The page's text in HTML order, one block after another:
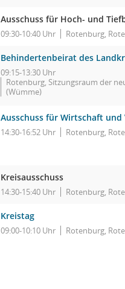
Ausschuss für Hoch- und
09:30-10:40 Uhr Rotenburg,
Behindertenbeirat des
09:15-13:30 Uhr
Rotenburg, Sitzungsraum der
(Wümme)
Ausschuss für Wirtschaft und
14:30-16:52 Uhr Rotenburg,
Kreisausschuss
14:30-15:40 Uhr Rotenburg,
Kreistag
09:00-10:10 Uhr Rotenburg,